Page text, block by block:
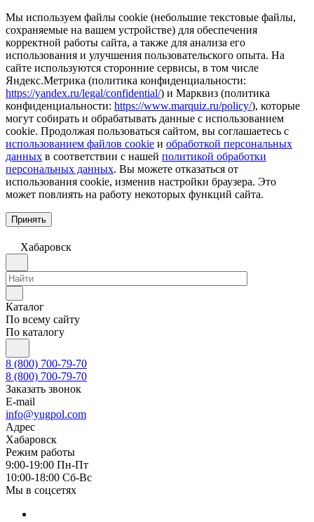
Мы используем файлы cookie (небольшие текстовые файлы,
сохраняемые на вашем устройстве) для обеспечения
корректной работы сайта, а также для анализа его
использования и улучшения пользовательского опыта. На
сайте используются сторонние сервисы, в том числе
Яндекс.Метрика (политика конфиденциальности:
https://yandex.ru/legal/confidential/) и Марквиз (политика
конфиденциальности: https://www.marquiz.ru/policy/), которые
могут собирать и обрабатывать данные с использованием
cookie. Продолжая пользоваться сайтом, вы соглашаетесь с
использованием файлов cookie и обработкой персональных
данных в соответствии с нашей политикой обработки
персональных данных. Вы можете отказаться от
использования cookie, изменив настройки браузера. Это
может повлиять на работу некоторых функций сайта.
Принять
Хабаровск
Каталог
По всему сайту
По каталогу
8 (800) 700-79-70
8 (800) 700-79-70
Заказать звонок
E-mail
info@yugpol.com
Адрес
Хабаровск
Режим работы
9:00-19:00 Пн-Пт
10:00-18:00 Cб-Вс
Мы в соцсетях